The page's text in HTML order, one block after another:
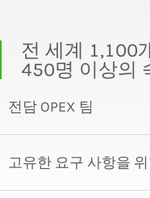
전 세계 1,100
450명 이상의
전담 OPEX 팀
고유한 요구 사항을